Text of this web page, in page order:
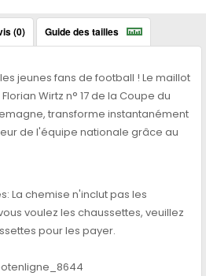
(0) Guide des tailles
jeunes fans de football ! Le maillot
Wirtz n° 17 de la Coupe du
transforme instantanément
de l'équipe nationale grâce au
La chemise n'inclut pas les
voulez les chaussettes, veuillez
pour les payer.